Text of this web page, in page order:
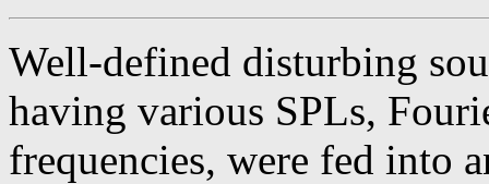
Well-defined disturbing
having various SPLs,
frequencies, were fed into